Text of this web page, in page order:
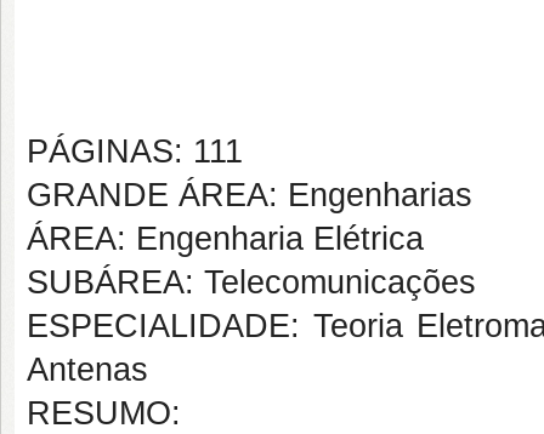
PÁGINAS: 111
GRANDE ÁREA: Engenharias
ÁREA: Engenharia Elétrica
SUBÁREA: Telecomunicações
ESPECIALIDADE: Teoria
Antenas
RESUMO: